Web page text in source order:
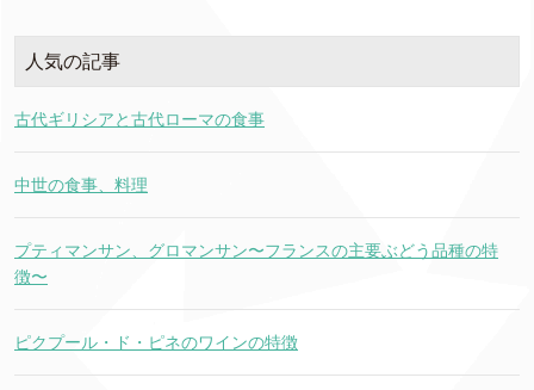
人気の記事
古代ギリシアと古代ローマの食事
中世の食事、料理
プティマンサン、グロマンサン〜フランスの主要ぶどう品種の特
徴〜
ピクプール・ド・ピネのワインの特徴